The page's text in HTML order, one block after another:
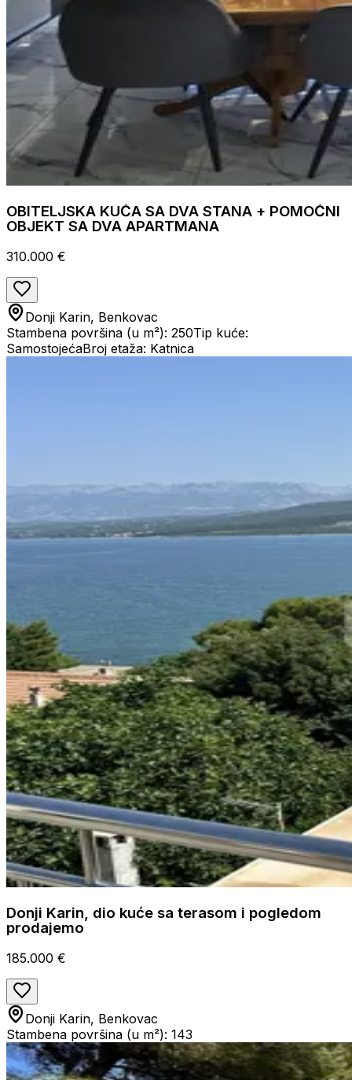
OBITELJSKA KUĆA SA DVA STANA + POMOĆNI
OBJEKT SA DVA APARTMANA
310.000 €
Donji Karin, Benkovac
Stambena površina (u m²): 250Tip kuće:
SamostojećaBroj etaža: Katnica
Donji Karin, dio kuće sa terasom i pogledom
prodajemo
185.000 €
Donji Karin, Benkovac
Stambena površina (u m²): 143